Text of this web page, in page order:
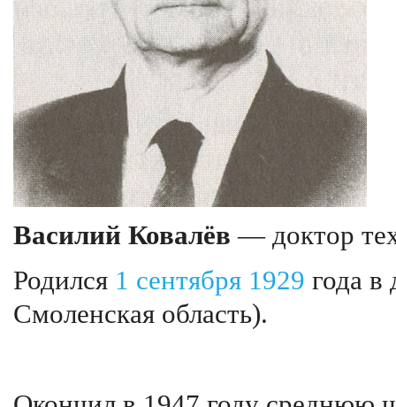
Василий Ковалёв — доктор
Родился 1 сентября 1929 года в
Смоленская область).